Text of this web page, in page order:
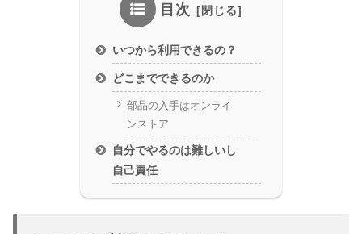
目次
いつから利用できるの？
どこまでできるのか
部品の入手はオンライ
ンストア
自分でやるのは難しいし
自己責任